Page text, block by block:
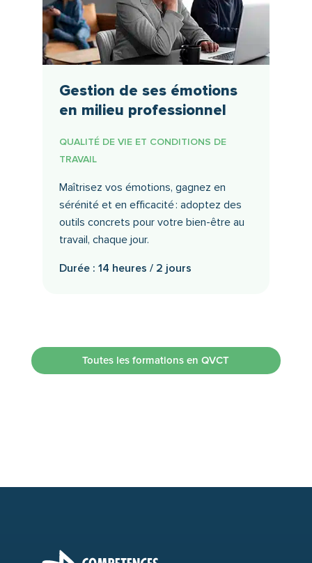
Gestion de ses émotions
en milieu professionnel
QUALITÉ DE VIE ET CONDITIONS DE
TRAVAIL
Maîtrisez vos émotions, gagnez en
sérénité et en efficacité : adoptez des
outils concrets pour votre bien-être au
travail, chaque jour.
Durée : 14 heures / 2 jours
Toutes les formations en QVCT